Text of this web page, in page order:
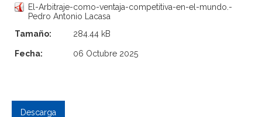
El-Arbitraje-como-ventaja-competitiva-en-el-mundo.-
Pedro Antonio Lacasa
Tamaño:
284.44 kB
Fecha: 06 Octubre 2025